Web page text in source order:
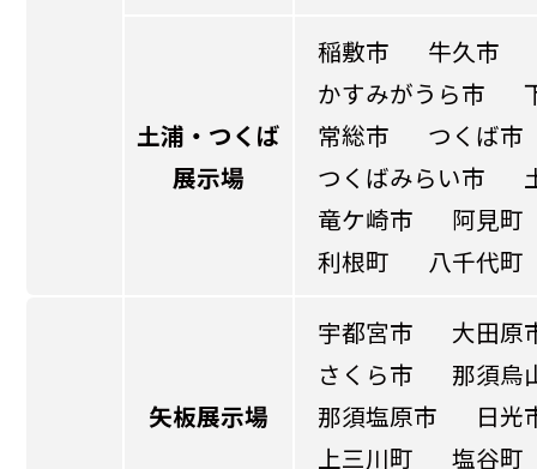
土浦・つくば
展示場
稲敷市
牛久市
かすみがうら市
常総市
つくば市
つくばみらい市
竜ケ崎市
阿見町
利根町
八千代町
矢板展示場
宇都宮市
大田原
さくら市
那須烏
那須塩原市
日光
上三川町
塩谷町